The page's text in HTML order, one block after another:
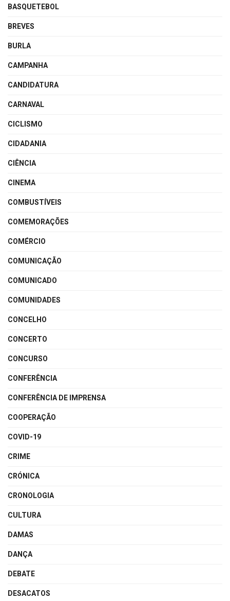
BASQUETEBOL
BREVES
BURLA
CAMPANHA
CANDIDATURA
CARNAVAL
CICLISMO
CIDADANIA
CIÊNCIA
CINEMA
COMBUSTÍVEIS
COMEMORAÇÕES
COMÉRCIO
COMUNICAÇÃO
COMUNICADO
COMUNIDADES
CONCELHO
CONCERTO
CONCURSO
CONFERÊNCIA
CONFERÊNCIA DE IMPRENSA
COOPERAÇÃO
COVID-19
CRIME
CRÓNICA
CRONOLOGIA
CULTURA
DAMAS
DANÇA
DEBATE
DESACATOS